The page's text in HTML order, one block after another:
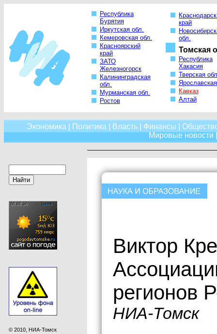
Республика
Бурятия
Иркутская обл.
Кемеровская обл.
Красноярский
край
ЗАТО
Железногорск
Калининградская
обл.
Мурманская обл.
Ростов
край
обл.
Томская
Республика
Хакасия
Тверская
Кавказ
Алтай
Экономика Политика Власть Финансы
Мировые новости
© 2010, НИА-Томск
Виктор
регионов
НИА-Томск